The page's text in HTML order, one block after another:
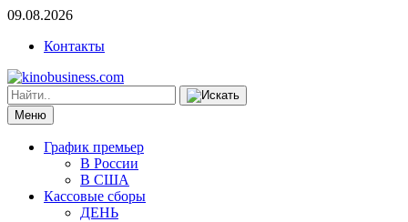
09.08.2026
Контакты
Меню
График премьер
В России
В США
Кассовые сборы
ДЕНЬ